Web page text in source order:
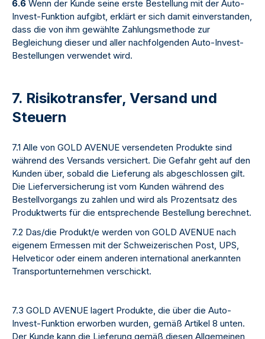
6.6 Wenn der Kunde seine erste Bestellung mit der Auto-
Invest-Funktion aufgibt, erklärt er sich damit einverstanden,
dass die von ihm gewählte Zahlungsmethode zur
Begleichung dieser und aller nachfolgenden Auto-Invest-
Bestellungen verwendet wird.
7. Risikotransfer, Versand und
Steuern
7.1 Alle von GOLD AVENUE versendeten Produkte sind
während des Versands versichert. Die Gefahr geht auf den
Kunden über, sobald die Lieferung als abgeschlossen gilt.
Die Lieferversicherung ist vom Kunden während des
Bestellvorgangs zu zahlen und wird als Prozentsatz des
Produktwerts für die entsprechende Bestellung berechnet.
7.2 Das/die Produkt/e werden von GOLD AVENUE nach
eigenem Ermessen mit der Schweizerischen Post, UPS,
Helveticor oder einem anderen international anerkannten
Transportunternehmen verschickt.
7.3 GOLD AVENUE lagert Produkte, die über die Auto-
Invest-Funktion erworben wurden, gemäß Artikel 8 unten.
Der Kunde kann die Lieferung gemäß diesen Allgemeinen